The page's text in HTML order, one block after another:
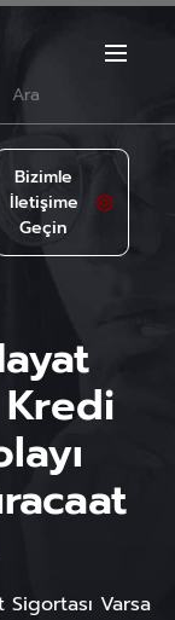
Bizimle
İletişime
Geçin
Varsa